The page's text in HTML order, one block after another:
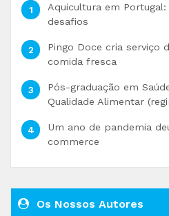
Aquicultura em
desafios
Pingo Doce cria serviço
comida fresca
Pós-graduação em
Qualidade Alimentar
Um ano de pandemia
commerce
Os Nossos Autores